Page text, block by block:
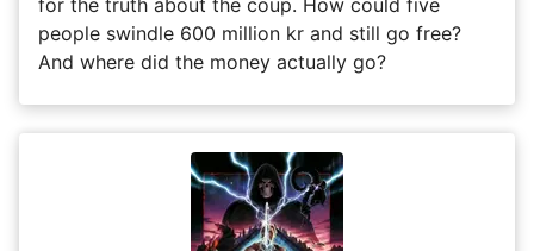
people swindle 600 million kr and still go free?
And where did the money actually go?